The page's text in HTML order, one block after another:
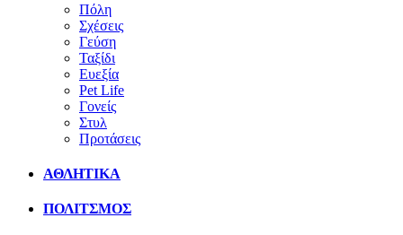
Πόλη
Σχέσεις
Γεύση
Ταξίδι
Ευεξία
Pet Life
Γονείς
Στυλ
Προτάσεις
ΑΘΛΗΤΙΚΑ
ΠΟΛΙΤΣΜΟΣ